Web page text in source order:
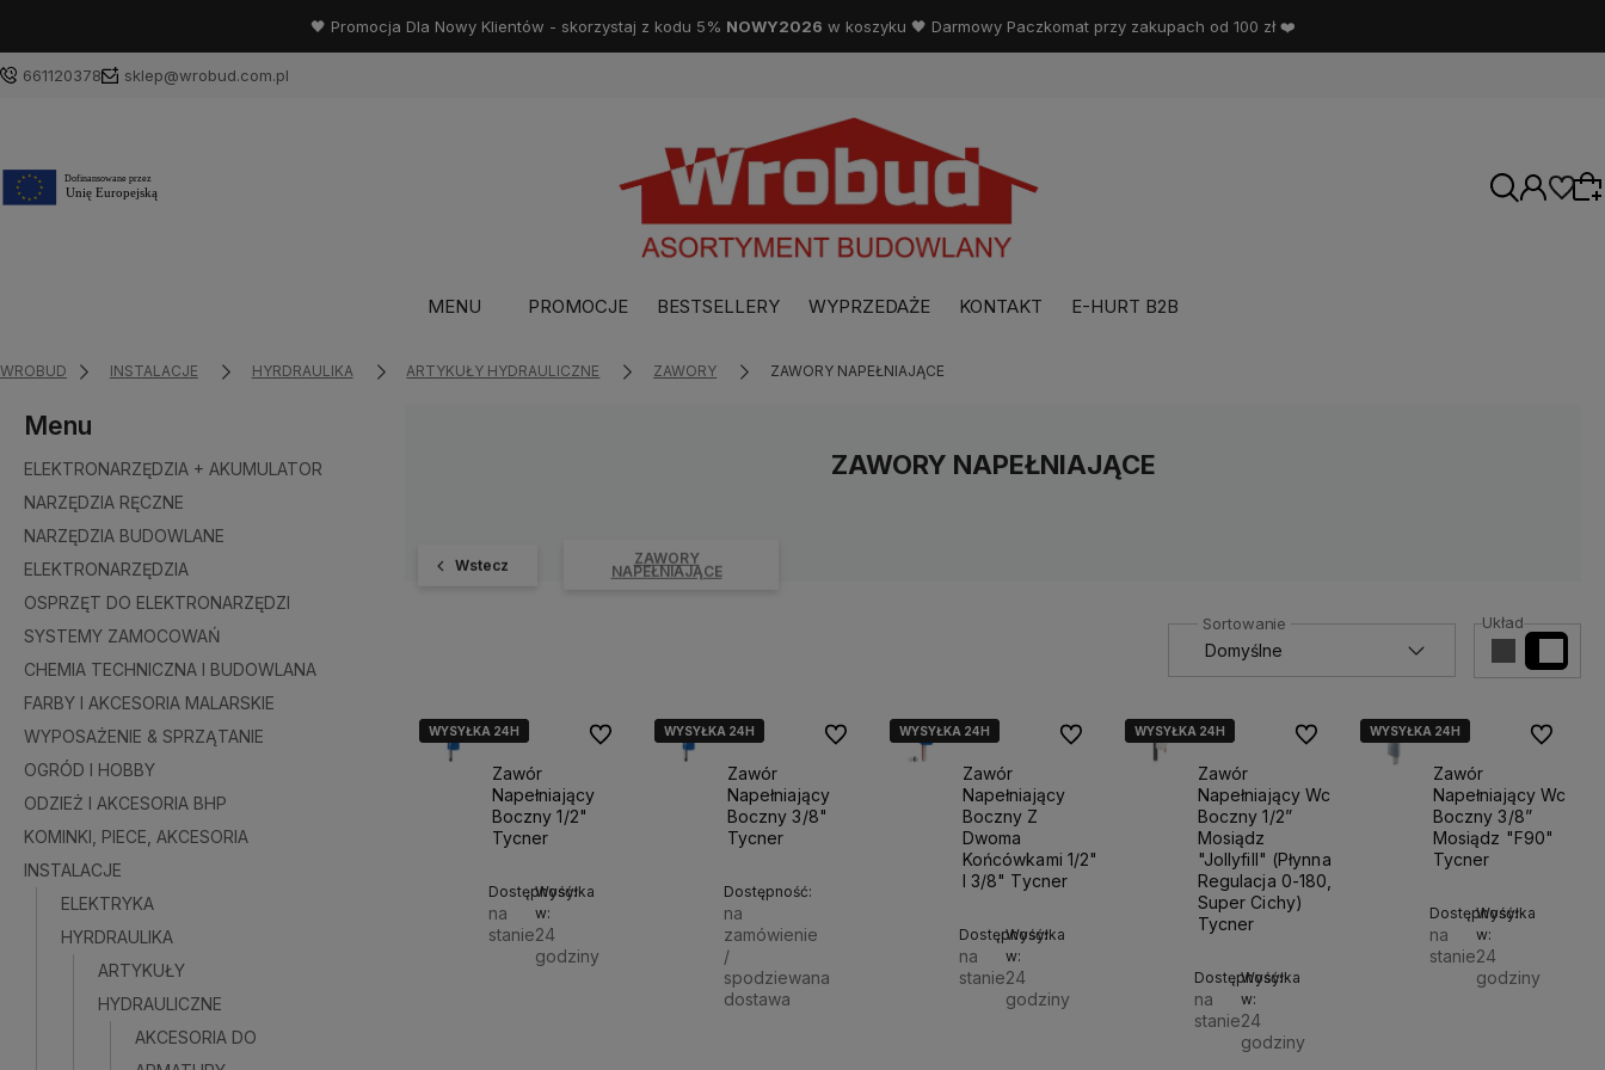
🖤 Promocja Dla Nowy Klientów - skorzystaj z kodu 5% NOWY2026 w koszyku 🖤 Darmowy Paczkomat przy zakupach od 100 zł ❤️
661120378 sklep@wrobud.com.pl
MENU PROMOCJE BESTSELLERY WYPRZEDAŻE KONTAKT E-HURT B2B
WROBUD INSTALACJE HYRDRAULIKA ARTYKUŁY HYDRAULICZNE ZAWORY ZAWORY NAPEŁNIAJĄCE
Menu
ELEKTRONARZĘDZIA + AKUMULATOR
NARZĘDZIA RĘCZNE
NARZĘDZIA BUDOWLANE
ELEKTRONARZĘDZIA
OSPRZĘT DO ELEKTRONARZĘDZI
SYSTEMY ZAMOCOWAŃ
CHEMIA TECHNICZNA I BUDOWLANA
FARBY I AKCESORIA MALARSKIE
WYPOSAŻENIE & SPRZĄTANIE
OGRÓD I HOBBY
ODZIEŻ I AKCESORIA BHP
KOMINKI, PIECE, AKCESORIA
INSTALACJE
ELEKTRYKA
HYRDRAULIKA
ARTYKUŁY
HYDRAULICZNE
AKCESORIA DO
ZAWORY NAPEŁNIAJĄCE
Wstecz ZAWORY
NAPEŁNIAJĄCE
Układ
WYSYŁKA 24H
WYSYŁKA 24H
Zawór
Napełniający
Boczny 1/2"
Tycner
Dostępność:
na
stanie
Wysyłka
w:
24
godziny
Do ulubionychWYSYŁKA 24H
WYSYŁKA 24H
Zawór
Napełniający
Boczny 3/8"
Tycner
Dostępność:
na
zamówienie
/
spodziewana
dostawa
Do ulubionychWYSYŁKA 24H
WYSYŁKA 24H
Zawór
Napełniający
Boczny Z
Dwoma
Końcówkami 1/2"
I 3/8" Tycner
Dostępność:
na
stanie
Wysyłka
w:
24
godziny
Do ulubionychWYSYŁKA 24H
WYSYŁKA 24H
Zawór
Napełniający Wc
Boczny 1/2”
Mosiądz
"Jollyfill" (Płynna
Regulacja 0-180,
Super Cichy)
Tycner
Dostępność:
na
stanie
Wysyłka
w:
24
godziny
Do ulubionychWYSYŁKA 24H
WYSYŁKA 24H
Zawór
Napełniający Wc
Boczny 3/8”
Mosiądz "F90"
Tycner
Dostępność:
na
stanie
Wysyłka
w:
24
godziny
Do